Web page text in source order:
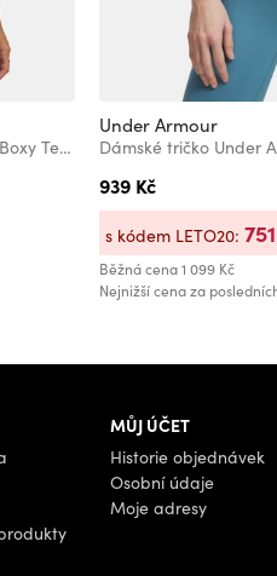
Dámské tričko Under Armour UA Rival Boxy Tee Solid
Under Armour
Dámské tričko Under
939 Kč
Běžná cena1 099 Kč
Nejnižší cena za
s kódem LETO20:
MŮJ ÚČET
Historie objednávek
Osobní údaje
Moje adresy